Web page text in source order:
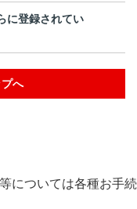
に登録されてい
へ